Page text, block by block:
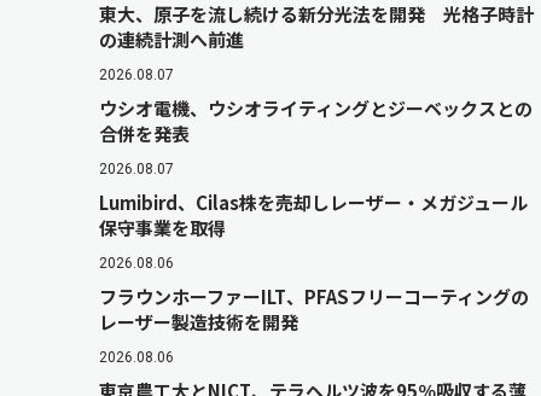
東大、原子を流し続ける新分光法を開発 光格子時計
の連続計測へ前進
2026.08.07
ウシオ電機、ウシオライティングとジーベックスとの
合併を発表
2026.08.07
Lumibird、Cilas株を売却しレーザー・メガジュール
保守事業を取得
2026.08.06
フラウンホーファーILT、PFASフリーコーティングの
レーザー製造技術を開発
2026.08.06
東京農工大とNICT、テラヘルツ波を95％吸収する薄